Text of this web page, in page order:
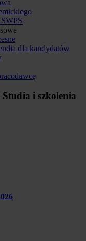
dla kandydatów
Studia i szkolenia